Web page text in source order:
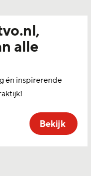
alle
én inspirerende
Bekijk